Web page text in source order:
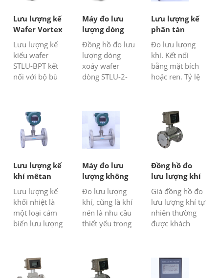
đo lưu lượng
xoáy với nhiều
phí...
tương đối lớn
và đồng hồ đo
lưu lượng thực
sự cồng kềnh.
Nó được sử d...
hoặc hơi nước
(hơi nước bão
hòa và hơi nước
quá nhiệt)...
Lưu lượng kế
Wafer Vortex
có bù trừ
Lưu lượng kế
kiểu wafer
STLU-BPT kết
nối với bộ bù
hảo cho dòng
chảy khí hoặc
hơi nước (hơi
nước bão hòa
và hơi nước quá
nhiệt) ...
Máy đo lưu
lượng dòng
xoáy
Đồng hồ đo lưu
lượng dòng
xoáy wafer
dòng STLU-2-
tốc độ dòng thể
tích của khí, hơi
hoặc chất lỏng,
theo nguyên lý
của xoáy
Karman. Nó chủ
yếu được sử
dụng để đo lưu
lượn...
Lưu lượng kế
phân tán
nhiệt loại
trong dòng
Đo lưu lượng
khí. Kết nối
bằng mặt bích
hoặc ren. Tỷ lệ
có bất kỳ sự bù
trừ nhiệt độ và
áp suất nào.
Lưu lượng kế
khí mêtan
Lưu lượng kế
khối nhiệt là
một loại cảm
biến lưu lượng
lượng khí mê-
tan/khí sinh
Máy đo lưu
lượng không
khí trong dòng
Đo lưu lượng
khí, cũng là khí
nén là nhu cầu
thiết yếu trong
phòng thí
nghiệm, cơ sở.
Đồng hồ đo
lưu lượng khí
tự nhiên
Giá đồng hồ đo
lưu lượng khí tự
nhiên thường
được khách
chọn loại cảm
biến lưu lượng